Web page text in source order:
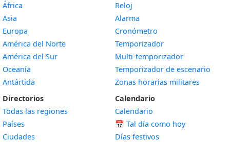
África
Asia
Europa
América del Norte
América del Sur
Oceanía
Antártida
Directorios
Todas las regiones
Países
Ciudades
Reloj
Alarma
Cronómetro
Temporizador
Multi-temporizador
Temporizador de escenario
Zonas horarias militares
Calendario
Calendario
📅 Tal día como hoy
Días festivos